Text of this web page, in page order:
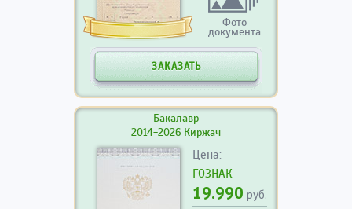
Фото
документа
ЗАКАЗАТЬ
Бакалавр
2014-2026 Киржач
Цена:
ГОЗНАК
19.990 руб.